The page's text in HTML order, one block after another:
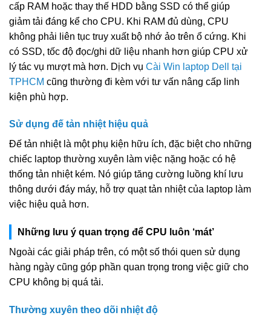
cấp RAM hoặc thay thế HDD bằng SSD có thể giúp
giảm tải đáng kể cho CPU. Khi RAM đủ dùng, CPU
không phải liên tục truy xuất bộ nhớ ảo trên ổ cứng. Khi
có SSD, tốc độ đọc/ghi dữ liệu nhanh hơn giúp CPU xử
lý tác vụ mượt mà hơn. Dịch vụ Cài Win laptop Dell tại
TPHCM cũng thường đi kèm với tư vấn nâng cấp linh
kiện phù hợp.
Sử dụng đế tản nhiệt hiệu quả
Đế tản nhiệt là một phụ kiện hữu ích, đặc biệt cho những
chiếc laptop thường xuyên làm việc nặng hoặc có hệ
thống tản nhiệt kém. Nó giúp tăng cường luồng khí lưu
thông dưới đáy máy, hỗ trợ quạt tản nhiệt của laptop làm
việc hiệu quả hơn.
Những lưu ý quan trọng để CPU luôn ‘mát’
Ngoài các giải pháp trên, có một số thói quen sử dụng
hàng ngày cũng góp phần quan trọng trong việc giữ cho
CPU không bị quá tải.
Thường xuyên theo dõi nhiệt độ